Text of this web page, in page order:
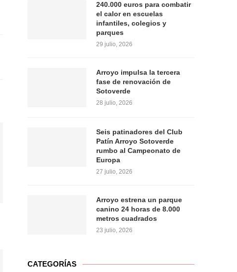
240.000 euros para combatir
el calor en escuelas
infantiles, colegios y
parques
29 julio, 2026
Arroyo impulsa la tercera
fase de renovación de
Sotoverde
28 julio, 2026
Seis patinadores del Club
Patín Arroyo Sotoverde
rumbo al Campeonato de
Europa
27 julio, 2026
Arroyo estrena un parque
canino 24 horas de 8.000
metros cuadrados
23 julio, 2026
CATEGORÍAS